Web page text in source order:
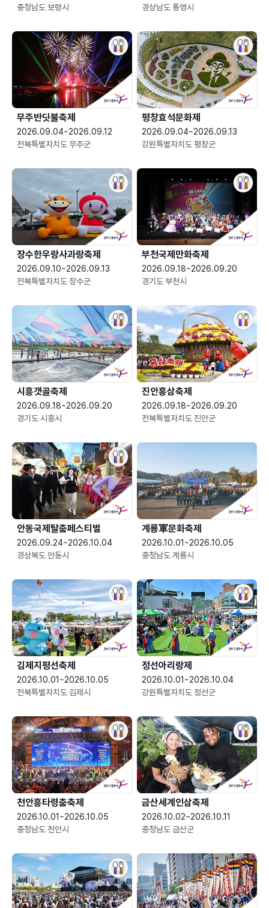
충청남도 보령시
경상남도 통영시
무주반딧불축제
2026.09.04~2026.09.12
전북특별자치도 무주군
평창효석문화제
2026.09.04~2026.09.13
강원특별자치도 평창군
장수한우랑사과랑축제
2026.09.10~2026.09.13
전북특별자치도 장수군
부천국제만화축제
2026.09.18~2026.09.20
경기도 부천시
시흥갯골축제
2026.09.18~2026.09.20
경기도 시흥시
진안홍삼축제
2026.09.18~2026.09.20
전북특별자치도 진안군
안동국제탈춤페스티벌
2026.09.24~2026.10.04
경상북도 안동시
2026.10.01~2026.10.05
충청남도 계룡시
김제지평선축제
2026.10.01~2026.10.05
전북특별자치도 김제시
정선아리랑제
2026.10.01~2026.10.04
강원특별자치도 정선군
천안흥타령춤축제
2026.10.01~2026.10.05
충청남도 천안시
금산세계인삼축제
2026.10.02~2026.10.11
충청남도 금산군